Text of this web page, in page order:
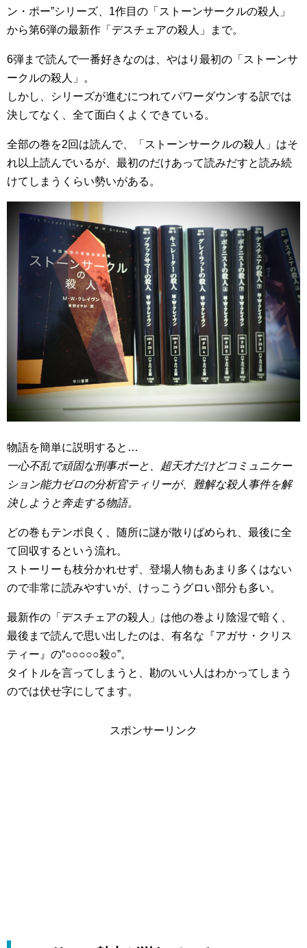
ン・ポー”シリーズ、1作目の「ストーンサークルの殺人」
から第6弾の最新作「デスチェアの殺人」まで。
6弾まで読んで一番好きなのは、やはり最初の「ストーンサ
ークルの殺人」。
しかし、シリーズが進むにつれてパワーダウンする訳では
決してなく、全て面白くよくできている。
全部の巻を2回は読んで、「ストーンサークルの殺人」はそ
れ以上読んでいるが、最初のだけあって読みだすと読み続
けてしまうくらい勢いがある。
物語を簡単に説明すると…
一心不乱で頑固な刑事ポーと、超天才だけどコミュニケー
ション能力ゼロの分析官ティリーが、難解な殺人事件を解
決しようと奔走する物語。
どの巻もテンポ良く、随所に謎が散りばめられ、最後に全
て回収するという流れ。
ストーリーも枝分かれせず、登場人物もあまり多くはない
ので非常に読みやすいが、けっこうグロい部分も多い。
最新作の「デスチェアの殺人」は他の巻より陰湿で暗く、
最後まで読んで思い出したのは、有名な『アガサ・クリス
ティー』の“○○○○○殺○”。
タイトルを言ってしまうと、勘のいい人はわかってしまう
のでは伏せ字にしてます。
スポンサーリンク